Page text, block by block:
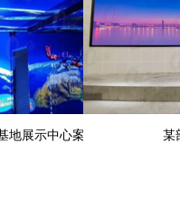
某部队院校案例